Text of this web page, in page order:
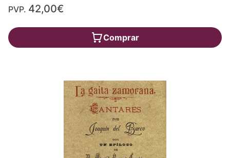
PVP. 42,00€
Comprar